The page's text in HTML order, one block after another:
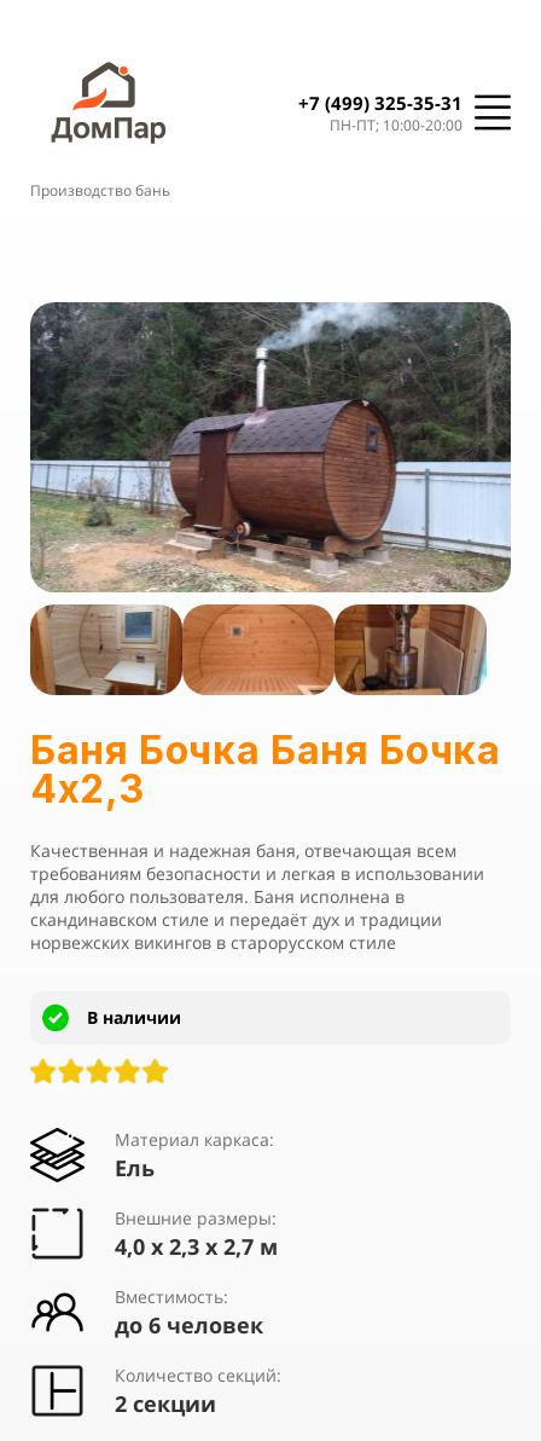
Производство бань
+7 (499) 325-35-31
ПН-ПТ; 10:00-20:00
Баня Бочка Баня Бочка
4х2,3
Качественная и надежная баня, отвечающая всем
требованиям безопасности и легкая в использовании
для любого пользователя. Баня исполнена в
скандинавском стиле и передаёт дух и традиции
норвежских викингов в старорусском стиле
В наличии
Материал каркаса:
Ель
Внешние размеры:
4,0 х 2,3 х 2,7 м
Вместимость:
до 6 человек
Количество секций:
2 секции